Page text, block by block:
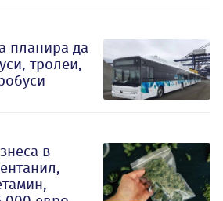
планира да
тролеи,
в